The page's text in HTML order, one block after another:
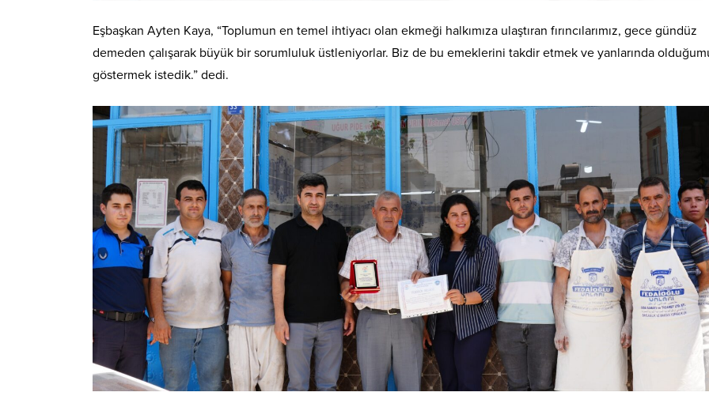
Eşbaşkan Ayten Kaya, “Toplumun en temel ihtiyacı olan ekmeği halkımıza ulaştıran fırıncılarımız, gece gündüz
demeden çalışarak büyük bir sorumluluk üstleniyorlar. Biz de bu emeklerini takdir etmek ve yanlarında
göstermek istedik.” dedi.